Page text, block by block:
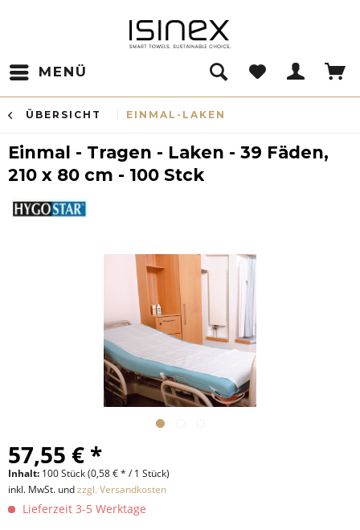
MENÜ
ÜBERSICHT EINMAL-LAKEN
Einmal - Tragen - Laken - 39 Fäden,
210 x 80 cm - 100 Stck
57,55 € *
Inhalt: 100 Stück (0,58 € * / 1 Stück)
inkl. MwSt. undzzgl. Versandkosten
Lieferzeit 3-5 Werktage